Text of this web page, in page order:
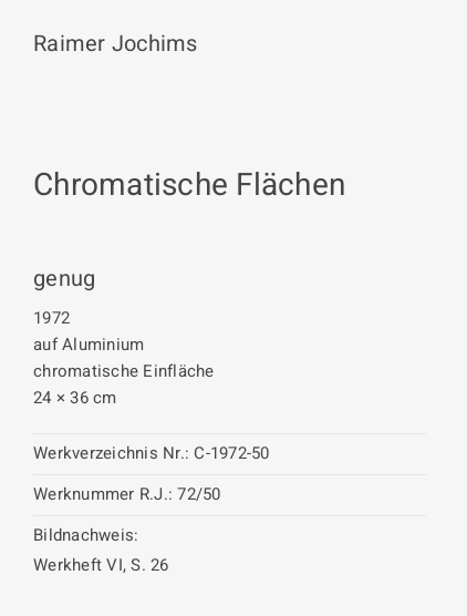
Raimer Jochims
Chromatische Flächen
genug
1972
auf Aluminium
chromatische Einfläche
24 × 36 cm
Werkverzeichnis Nr.: C-1972-50
Werknummer R.J.: 72/50
Bildnachweis:
Werkheft VI, S. 26